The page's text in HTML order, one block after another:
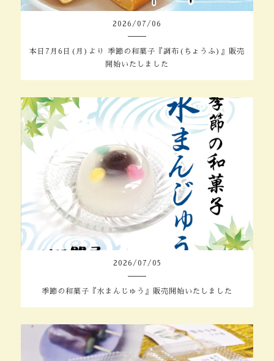
2026 /07 /06
本日7月6日(月)より 季節の和菓子『調布(ちょうふ)』販売
開始いたしました
2026 /07 /05
季節の和菓子『水まんじゅう』販売開始いたしました